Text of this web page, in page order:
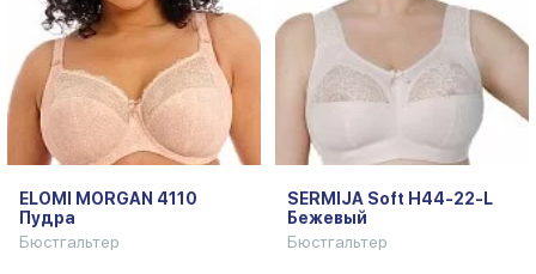
ELOMI MORGAN 4110
Пудра
Бюстгальтер
SERMIJA Soft H44-22-L
Бежевый
Бюстгальтер